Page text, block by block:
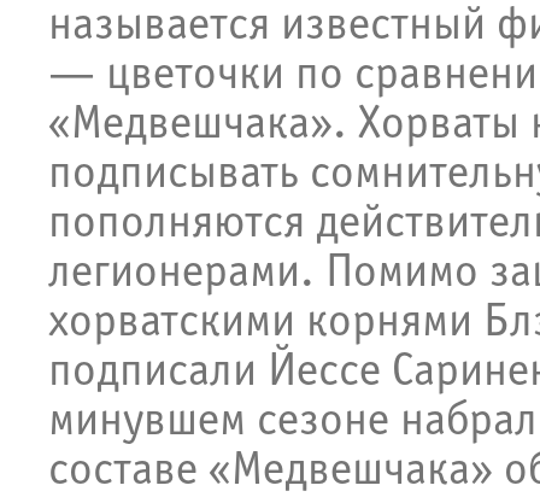
называется известный
— цветочки по
«Медвешчака». Хорваты
подписывать
пополняются
легионерами. Помимо
хорватскими корнями
подписали Йессе
минувшем сезоне
составе «Медвешчака»